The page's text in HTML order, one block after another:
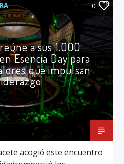
0
a sus 1.000
Esencia Day para
que impulsan
acogió este encuentro